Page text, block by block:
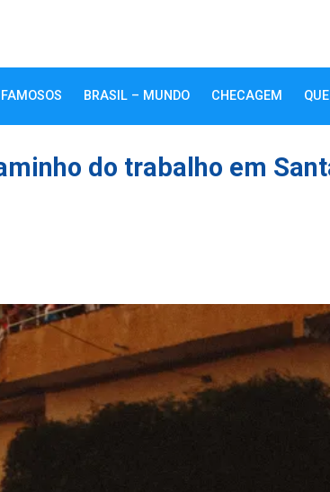
FAMOSOS BRASIL – MUNDO CHECAGEM
do trabalho em